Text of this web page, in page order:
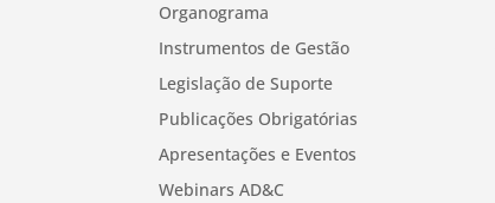
Organograma
Instrumentos de Gestão
Legislação de Suporte
Publicações Obrigatórias
Apresentações e Eventos
Webinars AD&C